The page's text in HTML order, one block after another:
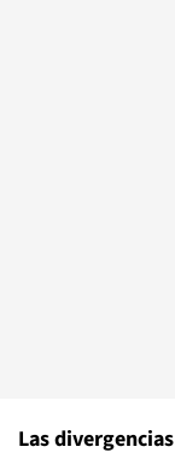
Las divergencias